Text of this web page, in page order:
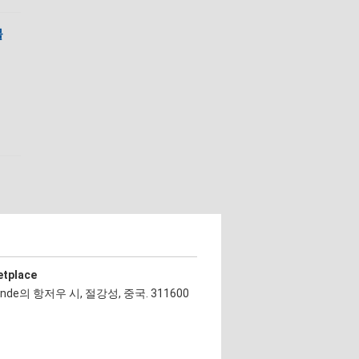
의 항저우 시, 절강성, 중국. 311600